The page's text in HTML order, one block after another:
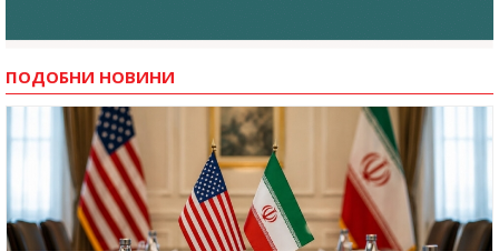
ПОДОБНИ НОВИНИ